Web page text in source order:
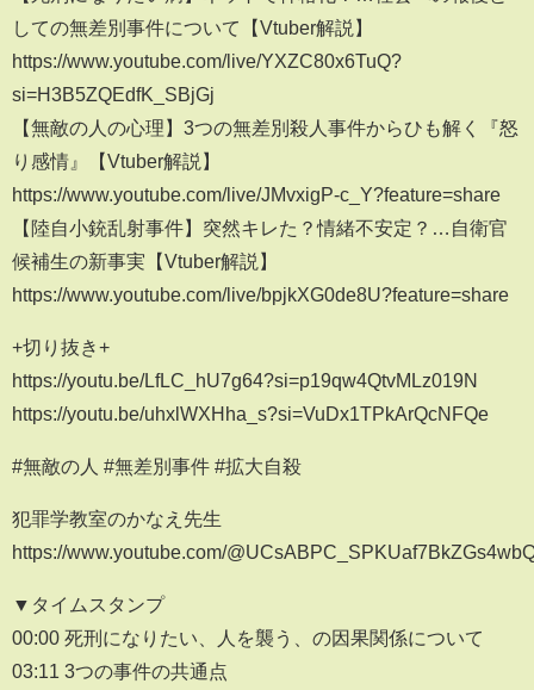
しての無差別事件について【Vtuber解説】
https://www.youtube.com/live/YXZC80x6TuQ?
si=H3B5ZQEdfK_SBjGj
【無敵の人の心理】3つの無差別殺人事件からひも解く『怒
り感情』【Vtuber解説】
https://www.youtube.com/live/JMvxigP-c_Y?feature=share
【陸自小銃乱射事件】突然キレた？情緒不安定？…自衛官
候補生の新事実【Vtuber解説】
https://www.youtube.com/live/bpjkXG0de8U?feature=share
+切り抜き+
https://youtu.be/LfLC_hU7g64?si=p19qw4QtvMLz019N
https://youtu.be/uhxlWXHha_s?si=VuDx1TPkArQcNFQe
#無敵の人 #無差別事件 #拡大自殺
犯罪学教室のかなえ先生
https://www.youtube.com/
▼タイムスタンプ
00:00 死刑になりたい、人を襲う、の因果関係について
03:11 3つの事件の共通点